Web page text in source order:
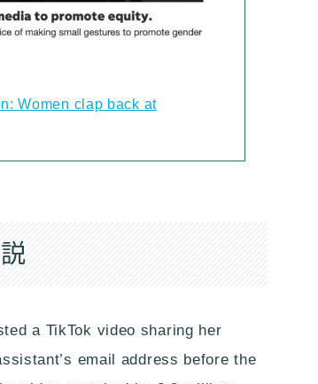
Women clap back at
a TikTok video sharing her
email address before the